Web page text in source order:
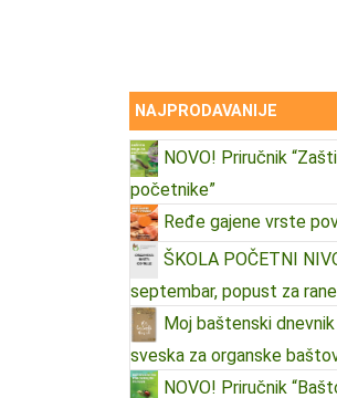
NAJPRODAVANIJE
NOVO! Priručnik
početnike”
Ređe gajene vrste
ŠKOLA POČETNI
septembar, popust za
Moj baštenski
sveska za organske
NOVO! Priručnik